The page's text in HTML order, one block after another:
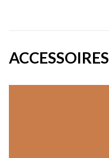
ACCESSOIRES